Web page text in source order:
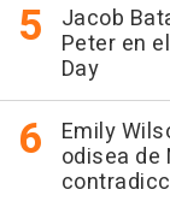
Jacob
Peter en
Day
Emily
odisea de